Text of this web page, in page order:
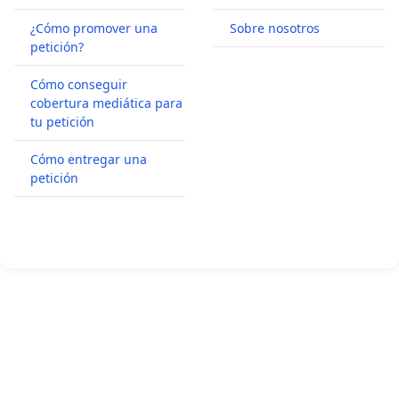
¿Cómo promover una
petición?
Cómo conseguir
cobertura mediática para
tu petición
Cómo entregar una
petición
Sobre nosotros